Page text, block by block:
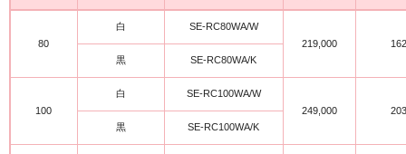
80
白
SE-RC80WA/W
219,000
黒
SE-RC80WA/K
100
白
SE-RC100WA/W
249,000
黒
SE-RC100WA/K